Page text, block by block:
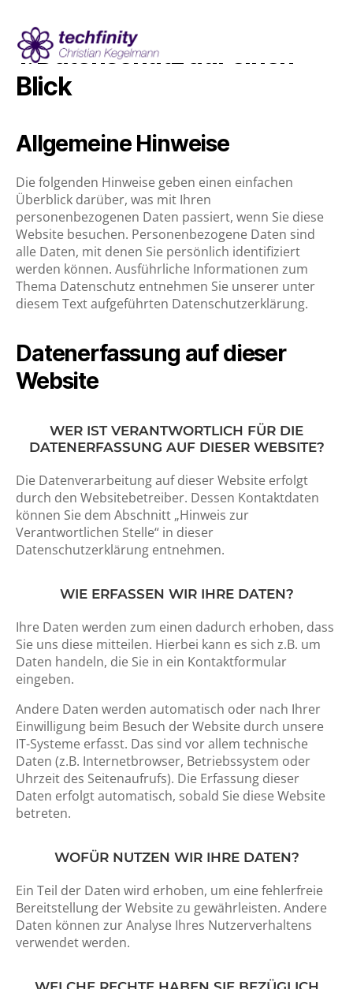
techfinity
1. Datenschutz auf einen
Blick
Allgemeine Hinweise
Die folgenden Hinweise geben einen einfachen
Überblick darüber, was mit Ihren
personenbezogenen Daten passiert, wenn Sie diese
Website besuchen. Personenbezogene Daten sind
alle Daten, mit denen Sie persönlich identifiziert
werden können. Ausführliche Informationen zum
Thema Datenschutz entnehmen Sie unserer unter
diesem Text aufgeführten Datenschutzerklärung.
Datenerfassung auf dieser
Website
WER IST VERANTWORTLICH FÜR DIE
DATENERFASSUNG AUF DIESER WEBSITE?
Die Datenverarbeitung auf dieser Website erfolgt
durch den Websitebetreiber. Dessen Kontaktdaten
können Sie dem Abschnitt „Hinweis zur
Verantwortlichen Stelle“ in dieser
Datenschutzerklärung entnehmen.
WIE ERFASSEN WIR IHRE DATEN?
Ihre Daten werden zum einen dadurch erhoben, dass
Sie uns diese mitteilen. Hierbei kann es sich z.B. um
Daten handeln, die Sie in ein Kontaktformular
eingeben.
Andere Daten werden automatisch oder nach Ihrer
Einwilligung beim Besuch der Website durch unsere
IT-Systeme erfasst. Das sind vor allem technische
Daten (z.B. Internetbrowser, Betriebssystem oder
Uhrzeit des Seitenaufrufs). Die Erfassung dieser
Daten erfolgt automatisch, sobald Sie diese Website
betreten.
WOFÜR NUTZEN WIR IHRE DATEN?
Ein Teil der Daten wird erhoben, um eine fehlerfreie
Bereitstellung der Website zu gewährleisten. Andere
Daten können zur Analyse Ihres Nutzerverhaltens
verwendet werden.